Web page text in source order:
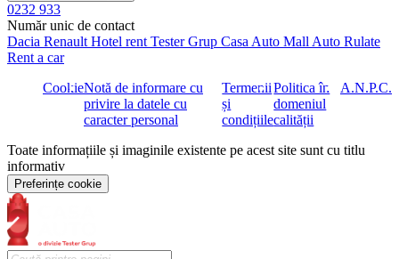
0232 933
Număr unic de contact
Dacia Renault Hotel rent Tester Grup Casa Auto Mall Auto Rulate
Rent a car
CookieNotă de informare cu
privire la datele cu
caracter personal
Termenii
și
condițiile
Politica în
domeniul
calității
A.N.P.C.
Toate informațiile și imaginile existente pe acest site sunt cu titlu
informativ
Preferințe cookie